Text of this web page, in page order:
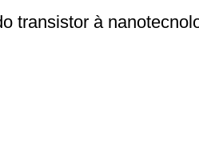
transistor à